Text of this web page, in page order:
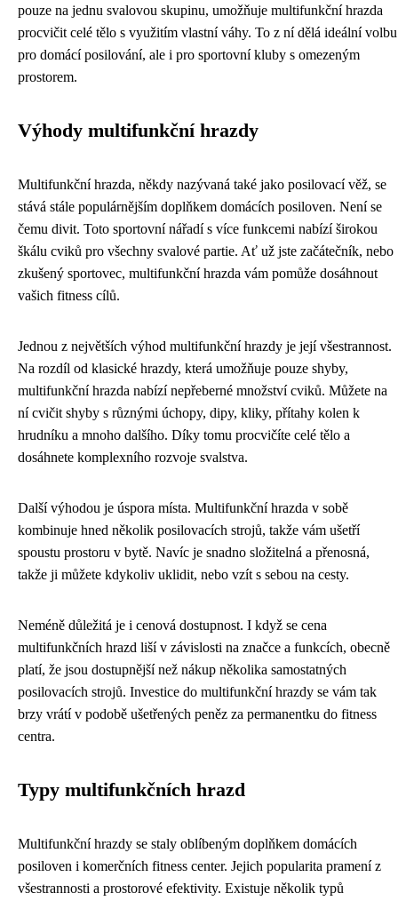
pouze na jednu svalovou skupinu, umožňuje multifunkční hrazda
procvičit celé tělo s využitím vlastní váhy. To z ní dělá ideální volbu
pro domácí posilování, ale i pro sportovní kluby s omezeným
prostorem.
Výhody multifunkční hrazdy
Multifunkční hrazda, někdy nazývaná také jako posilovací věž, se
stává stále populárnějším doplňkem domácích posiloven. Není se
čemu divit. Toto sportovní nářadí s více funkcemi nabízí širokou
škálu cviků pro všechny svalové partie. Ať už jste začátečník, nebo
zkušený sportovec, multifunkční hrazda vám pomůže dosáhnout
vašich fitness cílů.
Jednou z největších výhod multifunkční hrazdy je její všestrannost.
Na rozdíl od klasické hrazdy, která umožňuje pouze shyby,
multifunkční hrazda nabízí nepřeberné množství cviků. Můžete na
ní cvičit shyby s různými úchopy, dipy, kliky, přítahy kolen k
hrudníku a mnoho dalšího. Díky tomu procvičíte celé tělo a
dosáhnete komplexního rozvoje svalstva.
Další výhodou je úspora místa. Multifunkční hrazda v sobě
kombinuje hned několik posilovacích strojů, takže vám ušetří
spoustu prostoru v bytě. Navíc je snadno složitelná a přenosná,
takže ji můžete kdykoliv uklidit, nebo vzít s sebou na cesty.
Neméně důležitá je i cenová dostupnost. I když se cena
multifunkčních hrazd liší v závislosti na značce a funkcích, obecně
platí, že jsou dostupnější než nákup několika samostatných
posilovacích strojů. Investice do multifunkční hrazdy se vám tak
brzy vrátí v podobě ušetřených peněz za permanentku do fitness
centra.
Typy multifunkčních hrazd
Multifunkční hrazdy se staly oblíbeným doplňkem domácích
posiloven i komerčních fitness center. Jejich popularita pramení z
všestrannosti a prostorové efektivity. Existuje několik typů